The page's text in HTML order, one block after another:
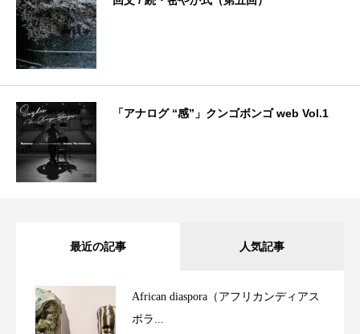
「アナログ “感”」クンゴボンゴ web Vol.1
最近の記事 人気記事
African diaspora（アフリカンディアス
ポラ...